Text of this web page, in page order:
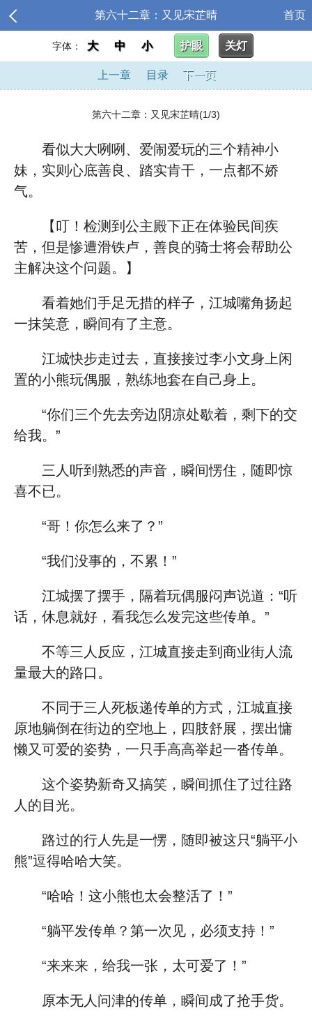
第六十二章：又见宋芷晴 首页
字体： 大 中 小 护眼 关灯
上一章 目录 下一页
第六十二章：又见宋芷晴(1/3)
看似大大咧咧、爱闹爱玩的三个精神小
妹，实则心底善良、踏实肯干，一点都不娇
气。
【叮！检测到公主殿下正在体验民间疾
苦，但是惨遭滑铁卢，善良的骑士将会帮助公
主解决这个问题。】
看着她们手足无措的样子，江城嘴角扬起
一抹笑意，瞬间有了主意。
江城快步走过去，直接接过李小文身上闲
置的小熊玩偶服，熟练地套在自己身上。
“你们三个先去旁边阴凉处歇着，剩下的交
给我。”
三人听到熟悉的声音，瞬间愣住，随即惊
喜不已。
“哥！你怎么来了？”
“我们没事的，不累！”
江城摆了摆手，隔着玩偶服闷声说道：“听
话，休息就好，看我怎么发完这些传单。”
不等三人反应，江城直接走到商业街人流
量最大的路口。
不同于三人死板递传单的方式，江城直接
原地躺倒在街边的空地上，四肢舒展，摆出慵
懒又可爱的姿势，一只手高高举起一沓传单。
这个姿势新奇又搞笑，瞬间抓住了过往路
人的目光。
路过的行人先是一愣，随即被这只“躺平小
熊”逗得哈哈大笑。
“哈哈！这小熊也太会整活了！”
“躺平发传单？第一次见，必须支持！”
“来来来，给我一张，太可爱了！”
原本无人问津的传单，瞬间成了抢手货。